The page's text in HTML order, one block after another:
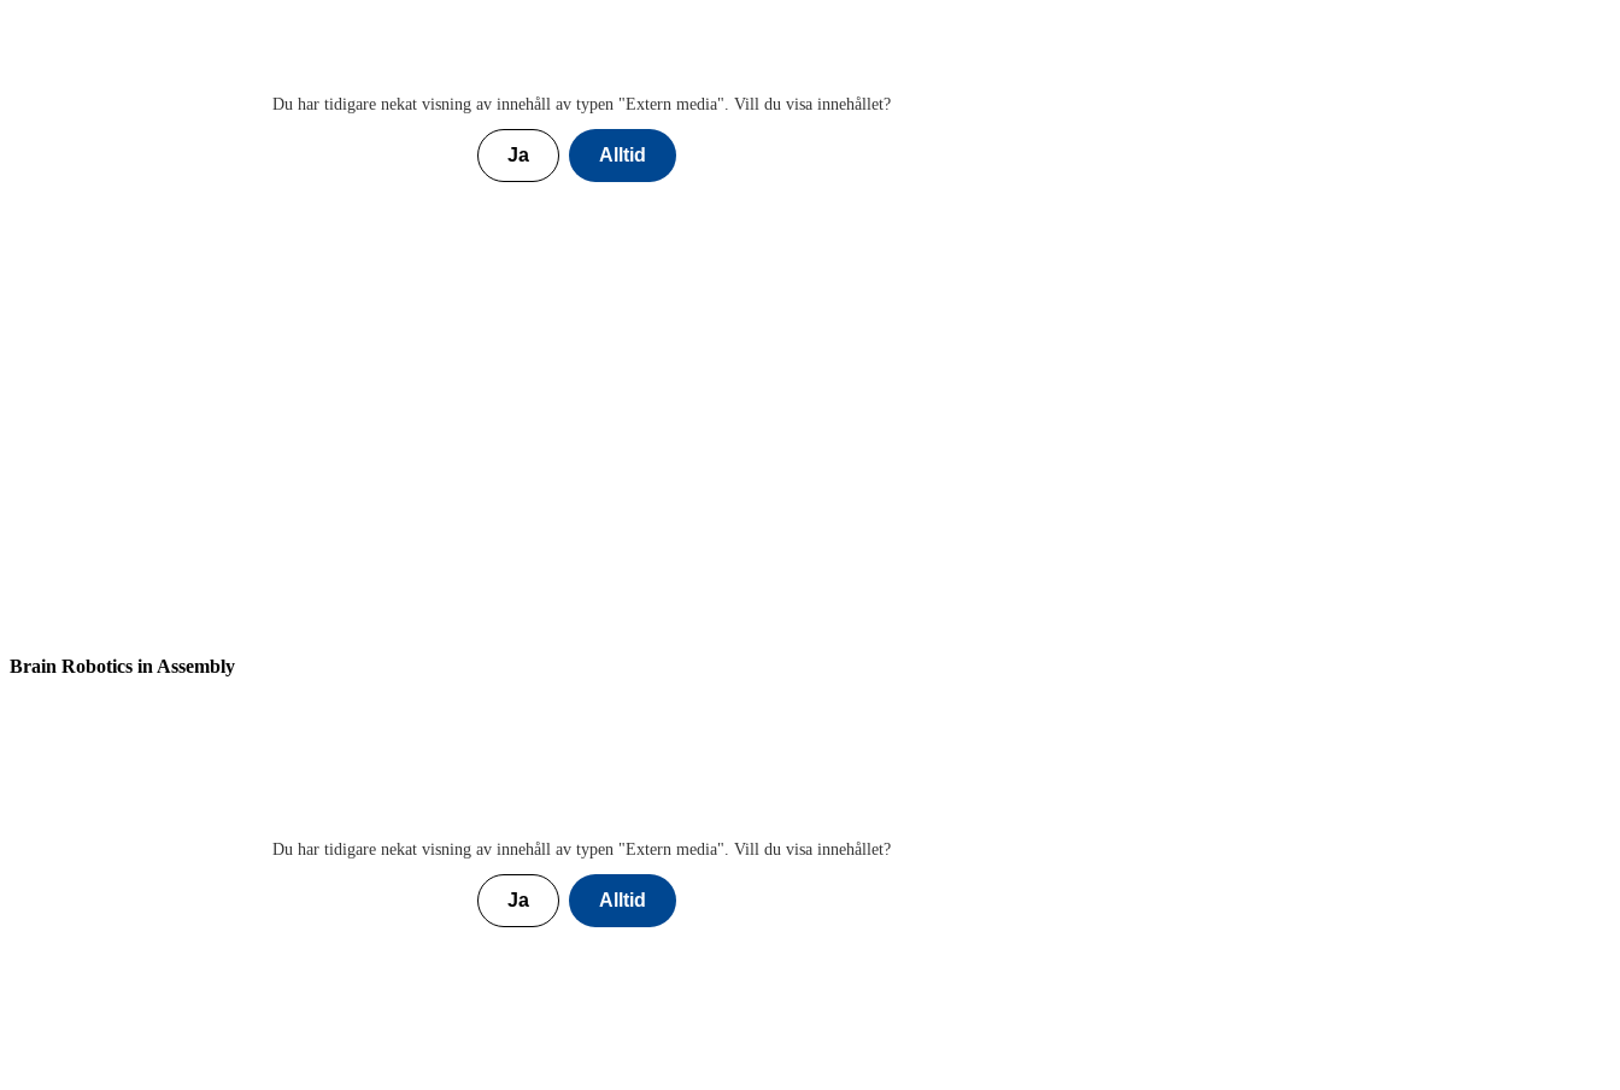
Du har tidigare nekat visning av innehåll av typen "Extern media". Vill du visa innehållet?
Ja Alltid
Brain Robotics in Assembly
Du har tidigare nekat visning av innehåll av typen "Extern media". Vill du visa innehållet?
Ja Alltid